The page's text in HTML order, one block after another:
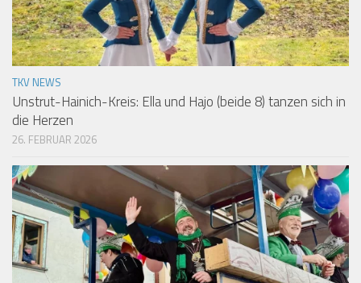
TKV NEWS
Unstrut-Hainich-Kreis: Ella und Hajo (beide 8) tanzen sich in
die Herzen
26. FEBRUAR 2026